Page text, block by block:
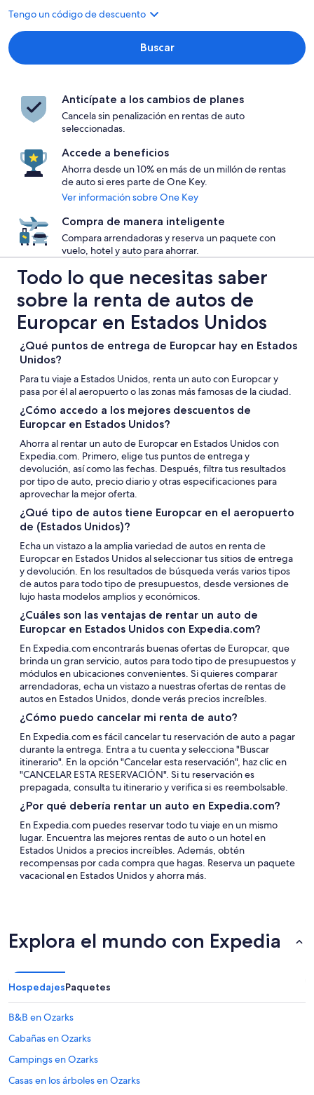
Tengo un código de descuento
Buscar
Anticípate a los cambios de planes
Cancela sin penalización en rentas de auto
seleccionadas.
Accede a beneficios
Ahorra desde un 10% en más de un millón de rentas
de auto si eres parte de One Key.
Ver información sobre One Key
Compra de manera inteligente
Compara arrendadoras y reserva un paquete con
vuelo, hotel y auto para ahorrar.
Todo lo que necesitas saber
sobre la renta de autos de
Europcar en Estados Unidos
¿Qué puntos de entrega de Europcar hay en Estados
Unidos?
Para tu viaje a Estados Unidos, renta un auto con Europcar y
pasa por él al aeropuerto o las zonas más famosas de la ciudad.
¿Cómo accedo a los mejores descuentos de
Europcar en Estados Unidos?
Ahorra al rentar un auto de Europcar en Estados Unidos con
Expedia.com. Primero, elige tus puntos de entrega y
devolución, así como las fechas. Después, filtra tus resultados
por tipo de auto, precio diario y otras especificaciones para
aprovechar la mejor oferta.
¿Qué tipo de autos tiene Europcar en el aeropuerto
de (Estados Unidos)?
Echa un vistazo a la amplia variedad de autos en renta de
Europcar en Estados Unidos al seleccionar tus sitios de entrega
y devolución. En los resultados de búsqueda verás varios tipos
de autos para todo tipo de presupuestos, desde versiones de
lujo hasta modelos amplios y económicos.
¿Cuáles son las ventajas de rentar un auto de
Europcar en Estados Unidos con Expedia.com?
En Expedia.com encontrarás buenas ofertas de Europcar, que
brinda un gran servicio, autos para todo tipo de presupuestos y
módulos en ubicaciones convenientes. Si quieres comparar
arrendadoras, echa un vistazo a nuestras ofertas de rentas de
autos en Estados Unidos, donde verás precios increíbles.
¿Cómo puedo cancelar mi renta de auto?
En Expedia.com es fácil cancelar tu reservación de auto a pagar
durante la entrega. Entra a tu cuenta y selecciona "Buscar
itinerario". En la opción "Cancelar esta reservación", haz clic en
"CANCELAR ESTA RESERVACIÓN". Si tu reservación es
prepagada, consulta tu itinerario y verifica si es reembolsable.
¿Por qué debería rentar un auto en Expedia.com?
En Expedia.com puedes reservar todo tu viaje en un mismo
lugar. Encuentra las mejores rentas de auto o un hotel en
Estados Unidos a precios increíbles. Además, obtén
recompensas por cada compra que hagas. Reserva un paquete
vacacional en Estados Unidos y ahorra más.
Explora el mundo con Expedia
HospedajesPaquetes
B&B en Ozarks
Cabañas en Ozarks
Campings en Ozarks
Casas en los árboles en Ozarks